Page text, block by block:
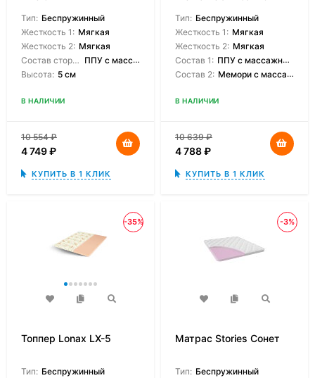
Тип: Беспружинный
Жесткость 1: Мягкая
Жесткость 2: Мягкая
Состав сторон: ППУ с массажным эффектом
Высота: 5 см
В НАЛИЧИИ
10 554₽
4 749₽
КУПИТЬ В 1 КЛИК
Тип: Беспружинный
Жесткость 1: Мягкая
Жесткость 2: Мягкая
Состав 1: ППУ с массажным эффектом
Состав 2: Мемори с массажной поверхностью
В НАЛИЧИИ
10 639₽
4 788₽
КУПИТЬ В 1 КЛИК
-35%
Топпер Lonax LX-5
Тип: Беспружинный
-3%
Матрас Stories Сонет
Тип: Беспружинный